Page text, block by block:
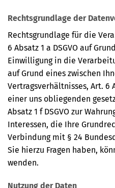
Rechtsgrundlage der
Rechtsgrundlage für die
6 Absatz 1 a DSGVO auf
Einwilligung in die
auf Grund eines zwischen
Vertragsverhältnisses, Art. 6
einer uns obliegenden
Absatz 1 f DSGVO zur
Interessen, die Ihre
Verbindung mit § 24
Sie hierzu Fragen haben,
wenden.
Nutzung der Daten